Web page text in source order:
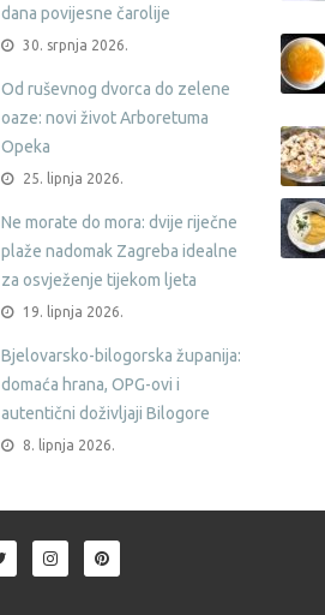
dana povijesne čarolije
30. srpnja 2026.
Od ruševnog dvorca do zelene
oaze: novi život Arboretuma
Opeka
25. lipnja 2026.
Ne morate do mora: dvije riječne
plaže nadomak Zagreba idealne
za osvježenje tijekom ljeta
19. lipnja 2026.
Bjelovarsko-bilogorska županija:
domaća hrana, OPG-ovi i
autentični doživljaji Bilogore
8. lipnja 2026.